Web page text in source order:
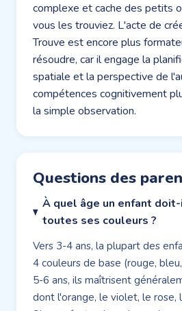
complexe et cache des petits
vous les trouviez. L'acte de
Trouve est encore plus
résoudre, car il engage la
spatiale et la perspective de
compétences cognitivement
la simple observation.
Questions des
À quel âge un enfant
toutes ses couleurs ?
Vers 3-4 ans, la plupart des
4 couleurs de base (rouge,
5-6 ans, ils maîtrisent
dont l'orange, le violet, le rose,